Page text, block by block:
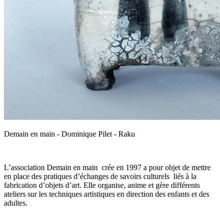
Demain en main - Dominique Pilet - Raku
L’association Demain en main crée en 1997 a pour objet de mettre
en place des pratiques d’échanges de savoirs culturels liés à la
fabrication d’objets d’art. Elle organise, anime et gère différents
ateliers sur les techniques artistiques en direction des enfants et des
adultes.